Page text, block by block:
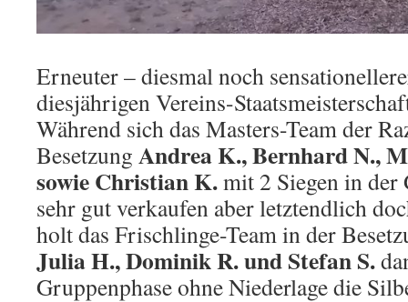
Erneuter – diesmal noch
diesjährigen Vereins-
Während sich das Masters-Team der
Besetzung Andrea K., Bernhard N.,
sowie Christian K.mit 2 Siegen in der
sehr gut verkaufen aber letztendlich
holt das Frischlinge-Team in der
Julia H., Dominik R. und Stefan S.
Gruppenphase ohne Niederlage die